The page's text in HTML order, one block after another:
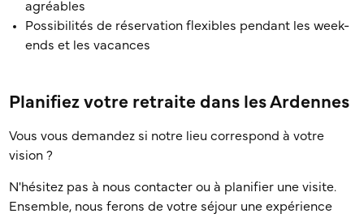
agréables
Possibilités de réservation flexibles pendant les week-
ends et les vacances
Planifiez votre retraite dans les Ardennes
Vous vous demandez si notre lieu correspond à votre
vision ?
N'hésitez pas à nous contacter ou à planifier une visite.
Ensemble, nous ferons de votre séjour une expérience